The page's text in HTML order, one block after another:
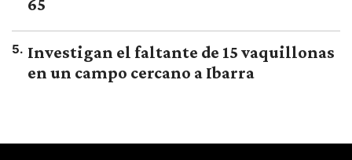
65
5. Investigan el faltante de 15 vaquillonas
en un campo cercano a Ibarra